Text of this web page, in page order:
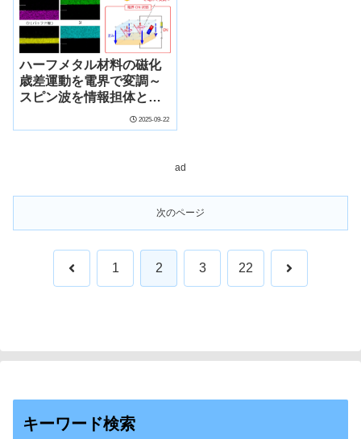
ハーフメタル材料の磁化
歳差運動を電界で変調～
スピン波を情報担体とす
る新型デバイスの実現に
道～
2025-09-22
ad
次のページ
前 1 2 3 22 次
キーワード検索